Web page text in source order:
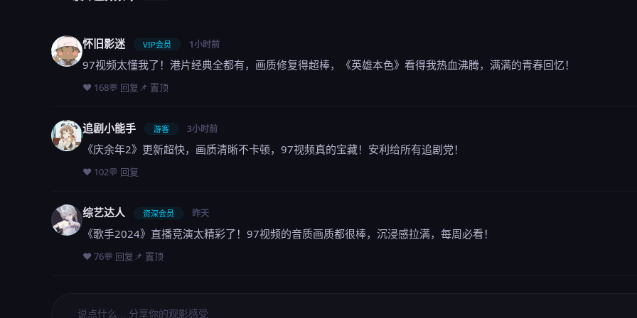
怀旧影迷 VIP会员 1小时前
97视频太懂我了！港片经典全都有，画质修复得超棒，《英雄本色》看得我热血沸腾，满满的青春回忆！
❤️ 168💬 回复📌 置顶
追剧小能手 游客 3小时前
《庆余年2》更新超快，画质清晰不卡顿，97视频真的宝藏！安利给所有追剧党！
❤️ 102💬 回复
综艺达人 资深会员 昨天
《歌手2024》直播竞演太精彩了！97视频的音质画质都很棒，沉浸感拉满，每周必看！
❤️ 76💬 回复📌 置顶